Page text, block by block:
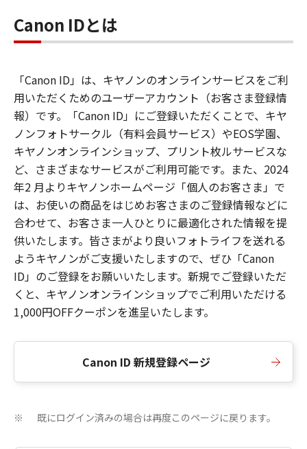
Canon IDとは
「Canon ID」は、キヤノンのオンラインサービスをご利
用いただくためのユーザーアカウント（お客さま登録情
報）です。「Canon ID」にご登録いただくことで、キヤ
ノンフォトサークル（有料会員サービス）やEOS学園、
キヤノンオンラインショップ、プリント枚ルサービスな
ど、さまざまなサービスがご利用可能です。また、2024
年2 月よりキヤノンホームページ「個人のお客さま」で
は、お使いの商品をはじめお客さまのご登録情報などに
合わせて、お客さま一人ひとりに最適化された情報を提
供いたします。皆さまがより良いフォトライフを送れる
ようキヤノンがご支援いたしますので、ぜひ「Canon
ID」のご登録をお願いいたします。新規でご登録いただ
くと、キヤノンオンラインショップでご利用いただける
1,000円OFFクーポンを進呈いたします。
Canon ID 新規登録ページ
※ 既にログイン済みの場合は再度このページに戻ります。